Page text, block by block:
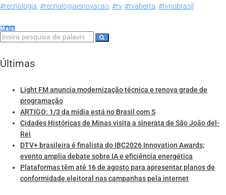
#tecnologia, #tecnologiaeinovacao, #tv, #tvaberta, #tvnobrasil
Mais
Últimas
Light FM anuncia modernização técnica e renova grade de
programação
ARTIGO: 1/3 da mídia está no Brasil com S
Cidades Históricas de Minas visita a sinerata de São João del-
Rei
DTV+ brasileira é finalista do IBC2026 Innovation Awards;
evento amplia debate sobre IA e eficiência energética
Plataformas têm até 16 de agosto para apresentar planos de
conformidade eleitoral nas campanhas pela internet